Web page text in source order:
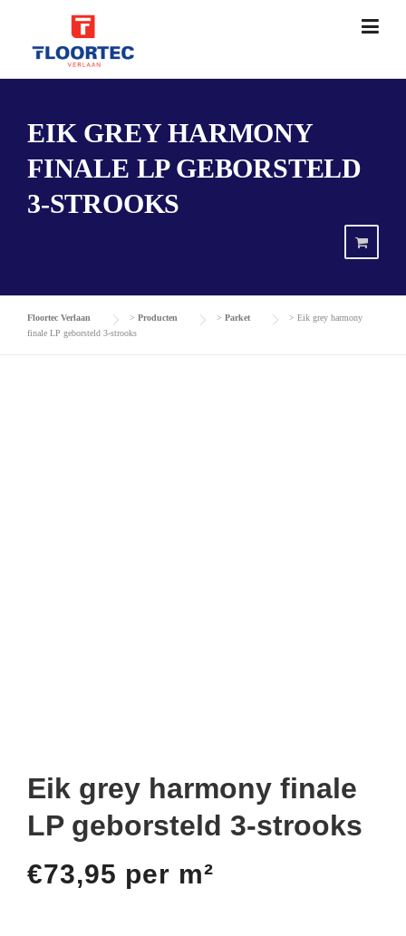
content
EIK GREY HARMONY
FINALE LP GEBORSTELD
3-STROOKS
Floortec Verlaan > Producten > Parket > Eik grey harmony
finale LP geborsteld 3-strooks
Eik grey harmony finale
LP geborsteld 3-strooks
€73,95 per m²